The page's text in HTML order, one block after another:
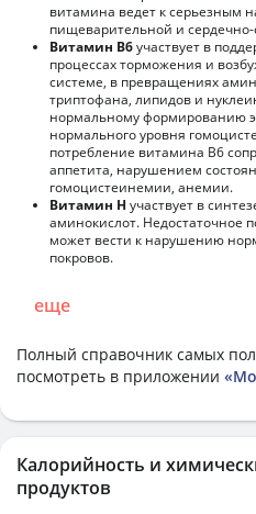
витамина ведет к серьезным
пищеварительной и сердечно-
Витамин В6участвует в
процессах торможения и
системе, в превращениях
триптофана, липидов и
нормальному формированию
нормального уровня
потребление витамина В6
аппетита, нарушением
гомоцистеинемии, анемии.
Витамин Н участвует в
аминокислот. Недостаточное
может вести к нарушению
покровов.
еще
Полный справочник самых
посмотреть в приложении
Калорийность и
продуктов